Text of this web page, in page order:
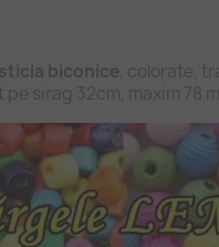
biconice, colorate,
pe sirag 32cm, maxim 78